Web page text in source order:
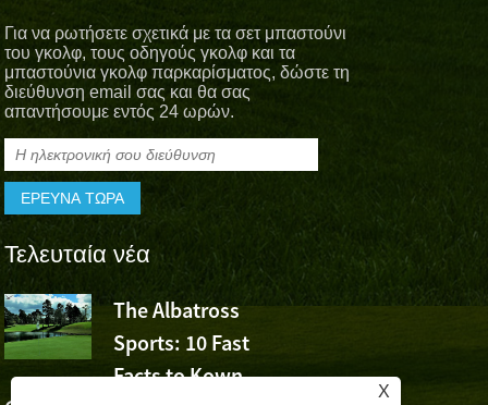
X
Για να ρωτήσετε σχετικά με τα σετ μπαστούνι
του γκολφ, τους οδηγούς γκολφ και τα
μπαστούνια γκολφ παρκαρίσματος, δώστε τη
διεύθυνση email σας και θα σας
απαντήσουμε εντός 24 ωρών.
Τελευταία νέα
The Albatross
Sports: 10 Fast
Facts to Kown
Το
τη νίκη του Wu Ashun